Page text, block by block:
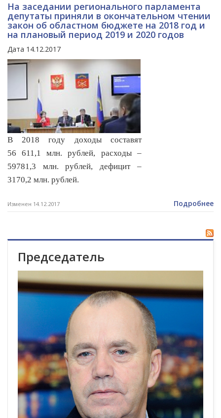
На заседании регионального парламента
депутаты приняли в окончательном чтении
закон об областном бюджете на 2018 год и
на плановый период 2019 и 2020 годов
Дата 14.12.2017
В 2018 году доходы составят
56 611,1 млн. рублей, расходы –
59781,3 млн. рублей, дефицит –
3170,2 млн. рублей.
Изменен 14.12.2017 Подробнее
Председатель